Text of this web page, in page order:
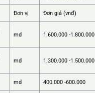
Đơn vị Đơn giá (vnđ)
md 1.600.000 -1.800.000
md 1.300.000 -1.500.000
md 400.000 -600.000